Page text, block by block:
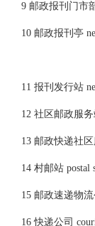
9 邮政报刊门市
10 邮政报刊亭
11 报刊发行站
12 社区邮政服务
13 邮政快递社区
14 村邮站 postal
15 邮政速递物流
16 快递公司